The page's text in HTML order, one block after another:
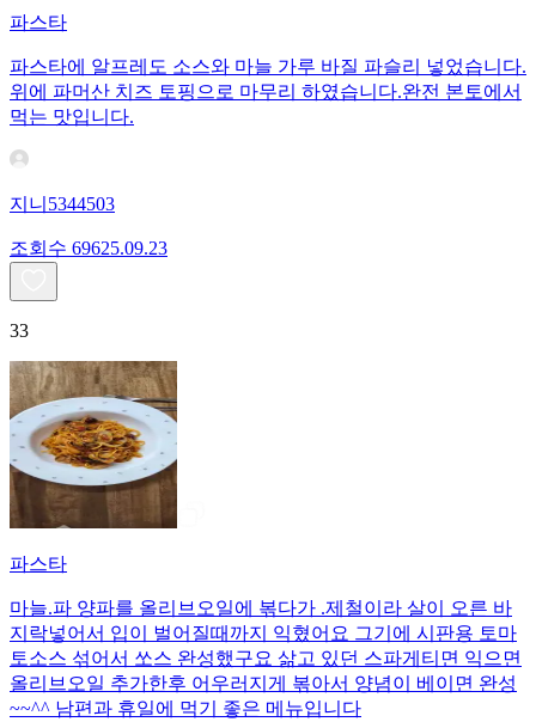
파스타
파스타에 알프레도 소스와 마늘 가루 바질 파슬리 넣었습니다.
위에 파머산 치즈 토핑으로 마무리 하였습니다.완전 본토에서
먹는 맛입니다.
지니5344503
조회수 69625.09.23
33
파스타
마늘.파 양파를 올리브오일에 볶다가 .제철이라 살이 오른 바
지락넣어서 입이 벌어질때까지 익혔어요 그기에 시판용 토마
토소스 섞어서 쏘스 완성했구요 삶고 있던 스파게티면 익으면
올리브오일 추가한후 어우러지게 볶아서 양념이 베이면 완성
~~^^ 남편과 휴일에 먹기 좋은 메뉴입니다